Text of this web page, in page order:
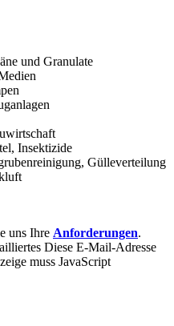
und Granulate
Insektizide
Gülleverteilung
uns Ihre Anforderungen.
Diese E-Mail-Adresse
muss JavaScript